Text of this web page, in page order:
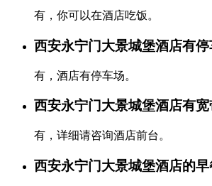
有，你可以在酒店吃饭。
西安永宁门大景城堡酒店有停
有，酒店有停车场。
西安永宁门大景城堡酒店有
有，详细请咨询酒店前台。
西安永宁门大景城堡酒店的早